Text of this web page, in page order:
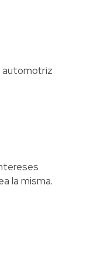
automotriz
la misma.